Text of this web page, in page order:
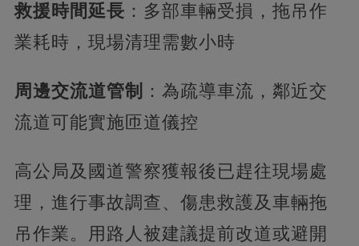
救援時間延長 ：多部車輛受損，拖吊作
業耗時，現場清理需數小時
周邊交流道管制
：為疏導車流，鄰近交
流道可能實施匝道儀控
高公局及國道警察獲報後已趕往現場處
理，進行事故調查、傷患救護及車輛拖
吊作業。用路人被建議提前改道或避開